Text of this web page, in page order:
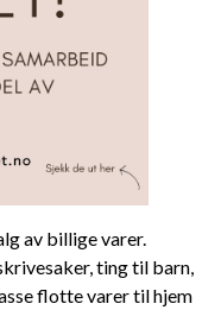
av billige varer.
,ting til barn,
flotte varer tilhjem